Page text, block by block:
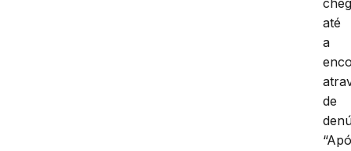
até
a
de